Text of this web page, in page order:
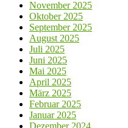
November 2025
Oktober 2025
September 2025
August 2025
Juli 2025
Juni 2025
Mai 2025
April 2025
März 2025
Februar 2025
Januar 2025